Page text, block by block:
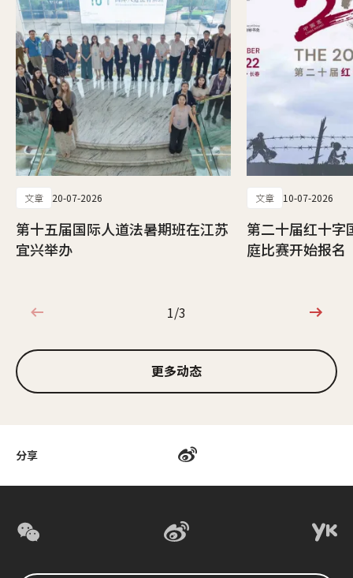
分享
文章 20-07-2026
第十五届国际人道法暑期班在江苏
宜兴举办
文章 10-07-2026
第二十届红十字
庭比赛开始报名
1/3
1/3
更多动态